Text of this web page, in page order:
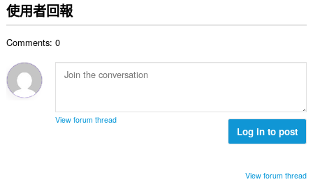
:
使用者回報
Comments: 0
View forum thread
Log in to post
View forum thread